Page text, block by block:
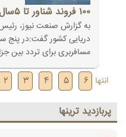
۱۰۰ فروند شناور تا ۵سال آینده در کشور نیاز است
به گزارش صنعت نیوز،
مسافربری برای تردد بین
انتها 2 3 4 5 6
پربازديد ترينها